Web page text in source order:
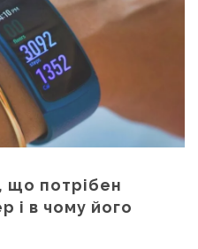
що потрібен
і в чому його